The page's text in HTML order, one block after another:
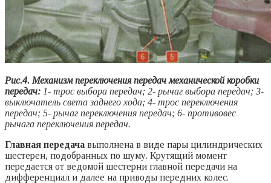
Рис.4. Механизм переключения передач механической коробки
передач: 1- трос выбора передач; 2- рычаг выбора передач; 3-
выключатель света заднего хода; 4- трос переключения
передач; 5- рычаг переключения передач; 6- противовес
рычага переключения передач.
Главная передача выполнена в виде пары цилиндрических
шестерен, подобранных по шуму. Крутящий момент
передается от ведомой шестерни главной передачи на
дифференциал и далее на приводы передних колес.